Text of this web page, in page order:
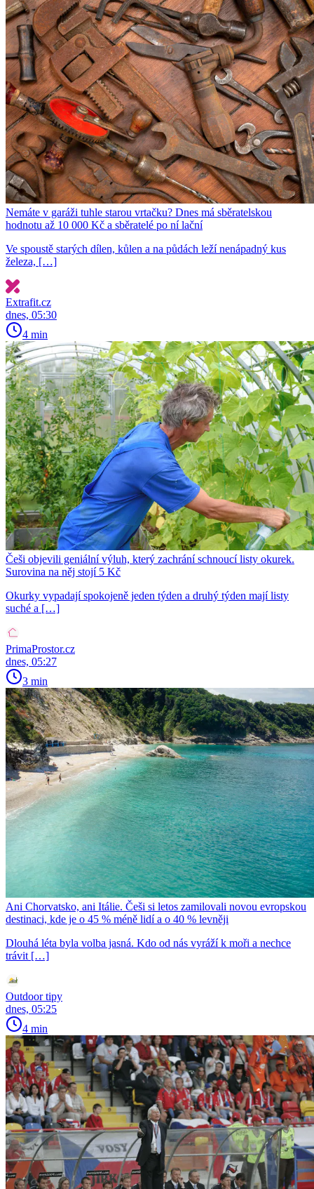
Nemáte v garáži tuhle starou vrtačku? Dnes má sběratelskou
hodnotu až 10 000 Kč a sběratelé po ní lační
Ve spoustě starých dílen, kůlen a na půdách leží nenápadný kus
železa, […]
Extrafit.cz
dnes, 05:30
4 min
Češi objevili geniální výluh, který zachrání schnoucí listy okurek.
Surovina na něj stojí 5 Kč
Okurky vypadají spokojeně jeden týden a druhý týden mají listy
suché a […]
PrimaProstor.cz
dnes, 05:27
3 min
Ani Chorvatsko, ani Itálie. Češi si letos zamilovali novou evropskou
destinaci, kde je o 45 % méně lidí a o 40 % levněji
Dlouhá léta byla volba jasná. Kdo od nás vyráží k moři a nechce
trávit […]
Outdoor tipy
dnes, 05:25
4 min